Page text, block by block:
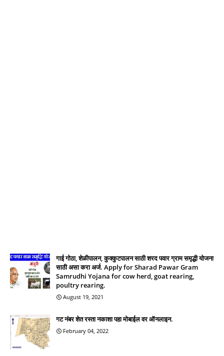
गाई गोठा, शेळीपालन, कुक्कुटपालन साठी शरद पवार ग्राम समृद्धी योजना
साठी असा करा अर्ज. Apply for Sharad Pawar Gram
Samrudhi Yojana for cow herd, goat rearing,
poultry rearing.
August 19, 2021
गट नंबर शेत रस्ता नकाशा पहा मोबाईल वर ऑनलाइन.
February 04, 2022